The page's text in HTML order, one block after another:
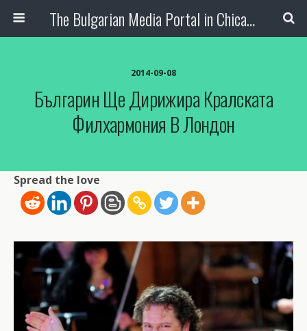
The Bulgarian Media Portal in Chicago
2014-09-08
Българин Ще Дирижира Кралската
Филхармония В Лондон
Spread the love